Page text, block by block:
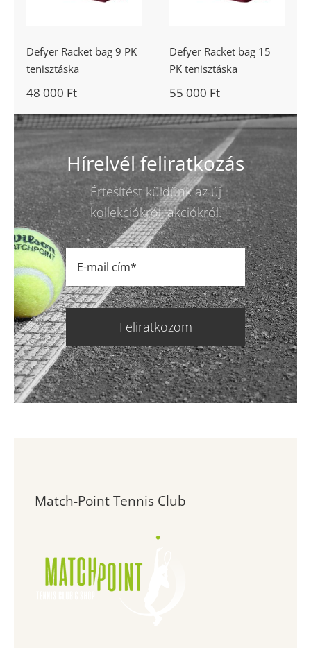
Defyer Racket bag 9 PK
tenisztáska
48 000 Ft
Defyer Racket bag 15
PK tenisztáska
55 000 Ft
Hírelvél feliratkozás
Értesítést küldünk az új
kollekciókról, akciókról.
Feliratkozom
Match-Point Tennis Club